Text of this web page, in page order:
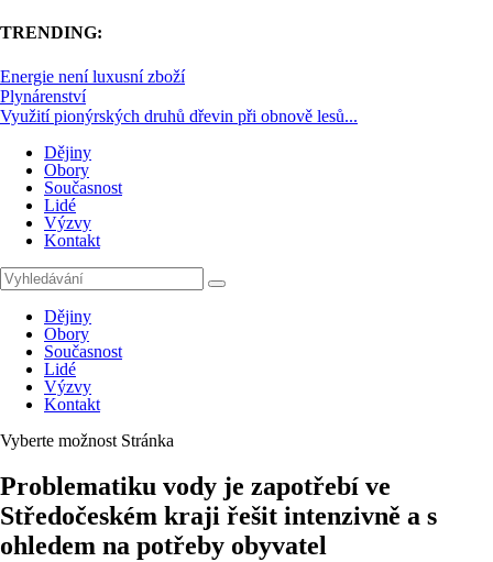
TRENDING:
Energie není luxusní zboží
Plynárenství
Využití pionýrských druhů dřevin při obnově lesů...
Dějiny
Obory
Současnost
Lidé
Výzvy
Kontakt
Dějiny
Obory
Současnost
Lidé
Výzvy
Kontakt
Vyberte možnost Stránka
Problematiku vody je zapotřebí ve
Středočeském kraji řešit intenzivně a s
ohledem na potřeby obyvatel